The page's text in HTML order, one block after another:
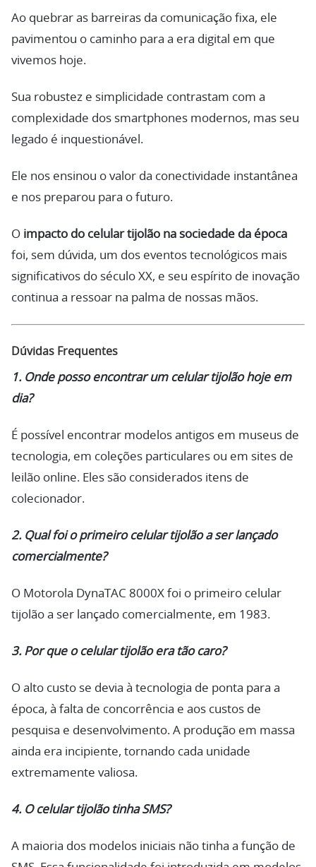
Ao quebrar as barreiras da comunicação fixa, ele
pavimentou o caminho para a era digital em que
vivemos hoje.
Sua robustez e simplicidade contrastam com a
complexidade dos smartphones modernos, mas seu
legado é inquestionável.
Ele nos ensinou o valor da conectividade instantânea
e nos preparou para o futuro.
O impacto do celular tijolão na sociedade da época
foi, sem dúvida, um dos eventos tecnológicos mais
significativos do século XX, e seu espírito de inovação
continua a ressoar na palma de nossas mãos.
Dúvidas Frequentes
1. Onde posso encontrar um celular tijolão hoje em
dia?
É possível encontrar modelos antigos em museus de
tecnologia, em coleções particulares ou em sites de
leilão online. Eles são considerados itens de
colecionador.
2. Qual foi o primeiro celular tijolão a ser lançado
comercialmente?
O Motorola DynaTAC 8000X foi o primeiro celular
tijolão a ser lançado comercialmente, em 1983.
3. Por que o celular tijolão era tão caro?
O alto custo se devia à tecnologia de ponta para a
época, à falta de concorrência e aos custos de
pesquisa e desenvolvimento. A produção em massa
ainda era incipiente, tornando cada unidade
extremamente valiosa.
4. O celular tijolão tinha SMS?
A maioria dos modelos iniciais não tinha a função de